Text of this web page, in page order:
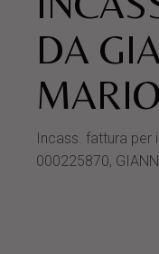
DA
MARIO
Incass. fattura per
000225870,